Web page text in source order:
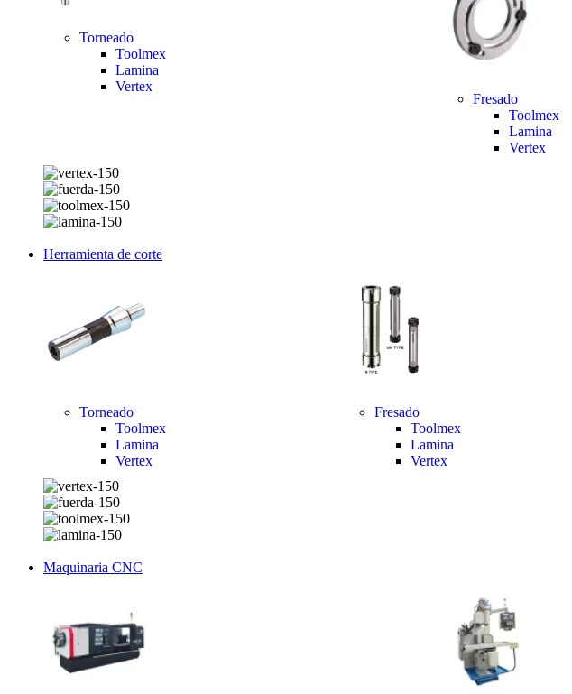
Torneado
Toolmex
Lamina
Vertex
Fresado
Toolmex
Lamina
Vertex
Herramienta de corte
Torneado
Toolmex
Lamina
Vertex
Fresado
Toolmex
Lamina
Vertex
Maquinaria CNC